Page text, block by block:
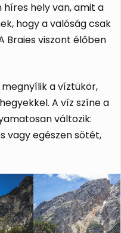
hely van, amit a
hogy a valóság csak
Braies viszont élőben
a víztükör,
A víz színe a
változik:
vagy egészen sötét,